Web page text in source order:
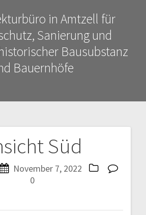
in Amtzell für
Sanierung und
Bausubstanz
Bauernhöfe
Süd
November 7, 2022
0